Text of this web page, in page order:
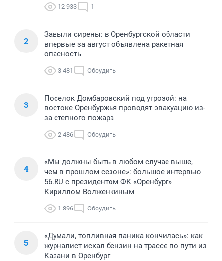
12 933 1
2
Завыли сирены: в Оренбургской области
впервые за август объявлена ракетная
опасность
3 481 Обсудить
3
Поселок Домбаровский под угрозой: на
востоке Оренбуржья проводят эвакуацию из-
за степного пожара
2 486 Обсудить
4
«Мы должны быть в любом случае выше,
чем в прошлом сезоне»: большое интервью
56.RU с президентом ФК «Оренбург»
Кириллом Волженкиным
1 896 Обсудить
5
«Думали, топливная паника кончилась»: как
журналист искал бензин на трассе по пути из
Казани в Оренбург